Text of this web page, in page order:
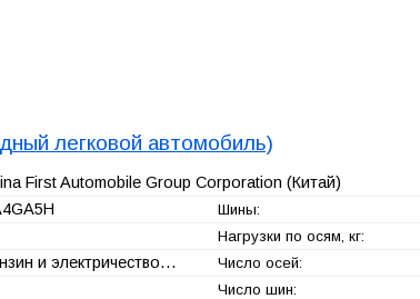
легковой автомобиль)
First Automobile Group Corporation (Китай)
Шины:
Нагрузки по осям, кг:
и электричество… Число осей:
Число шин: